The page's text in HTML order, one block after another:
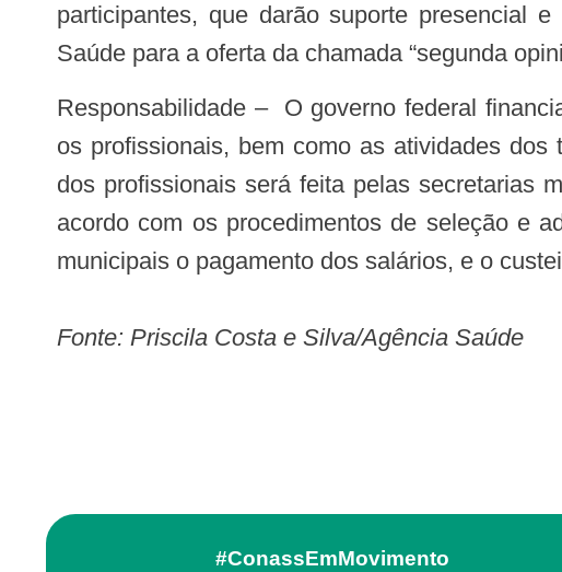
participantes, que darão suporte presencial
Saúde para a oferta da chamada “segunda
Responsabilidade – O governo federal financiará a operação dos Núcleos de Telessaúde das unidades onde estarão atuando
os profissionais, bem como as atividades
dos profissionais será feita pelas secretarias
acordo com os procedimentos de seleção e
municipais o pagamento dos salários, e o
Fonte: Priscila Costa e Silva/Agência Saúde
#ConassEmMovimento